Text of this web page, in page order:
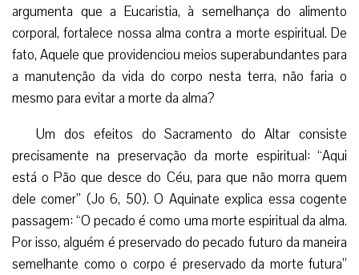
argumenta que a Eucaristia, à semelhança do alimento
corporal, fortalece nossa alma contra a morte espiritual. De
fato, Aquele que providenciou meios superabundantes para
a manutenção da vida do corpo nesta terra, não faria o
mesmo para evitar a morte da alma?
Um dos efeitos do Sacramento do Altar consiste
precisamente na preservação da morte espiritual: “Aqui
está o Pão que desce do Céu, para que não morra quem
dele comer” (Jo 6, 50). O Aquinate explica essa cogente
passagem: “O pecado é como uma morte espiritual da alma.
Por isso, alguém é preservado do pecado futuro da maneira
semelhante como o corpo é preservado da morte futura”